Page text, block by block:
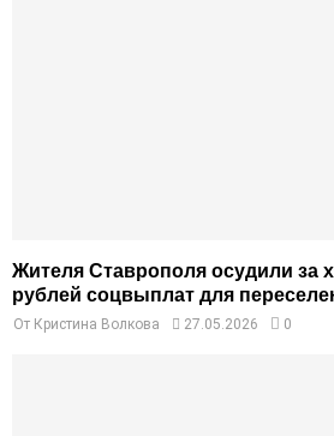
Жителя Ставрополя осудили за
рублей соцвыплат для
От Кристина Волкова 27.05.2026 0